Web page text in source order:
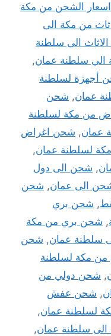
اسعار الشحن من مكة
من مكة الى
الى سلطنة
سلطنة عمان,
أجهزة لسلطنة
عمان, شحن
من مكة لسلطنة
عمان, شحن اغراض
لسلطنة عمان,
, شحن الى دول
الى عمان, شحن
, شحن بري
, شحن بري من مكة
سلطنة عمان, شحن
مكة لسلطنة
, شحن دولي من
, شحن عفش
لسلطنة عمان,
سلطنة عمان,